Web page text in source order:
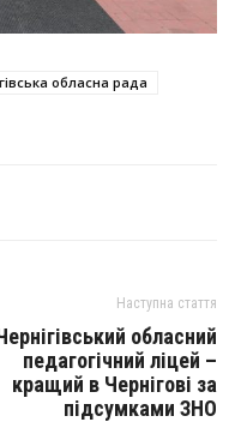
обласна рада
Наступна стаття
обласний
педагогічний ліцей –
кращий в Чернігові за
підсумками ЗНО